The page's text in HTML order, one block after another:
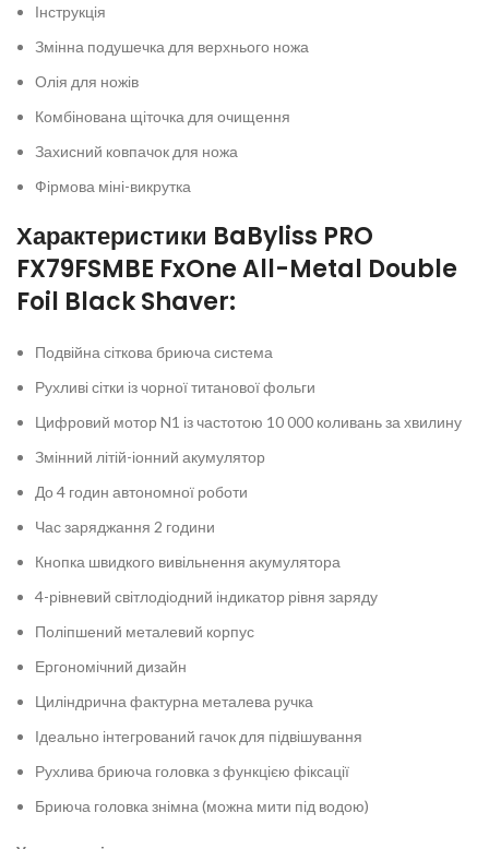
Інструкція
Змінна подушечка для верхнього ножа
Олія для ножів
Комбінована щіточка для очищення
Захисний ковпачок для ножа
Фірмова міні-викрутка
Характеристики BaByliss PRO
FX79FSMBE FxOne All-Metal Double
Foil Black Shaver:
Подвійна сіткова бриюча система
Рухливі сітки із чорної титанової фольги
Цифровий мотор N1 із частотою 10 000 коливань за хвилину
Змінний літій-іонний акумулятор
До 4 годин автономної роботи
Час заряджання 2 години
Кнопка швидкого вивільнення акумулятора
4-рівневий світлодіодний індикатор рівня заряду
Поліпшений металевий корпус
Ергономічний дизайн
Циліндрична фактурна металева ручка
Ідеально інтегрований гачок для підвішування
Рухлива бриюча головка з функцією фіксації
Бриюча головка знімна (можна мити під водою)